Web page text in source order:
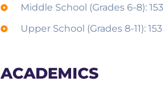
Middle School (Grades 6-8): 153
Upper School (Grades 8-11): 153
ACADEMICS